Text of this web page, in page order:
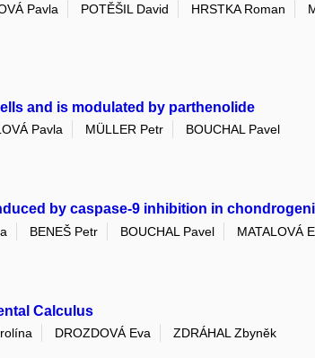
Pavla POTĚŠIL David HRSTKA Roman
and is modulated by parthenolide
Pavla MÜLLER Petr
BOUCHAL Pavel
by caspase-9 inhibition in
BENEŠ Petr BOUCHAL Pavel
MATALOVÁ
Calculus
DROZDOVÁ Eva
ZDRÁHAL Zbyněk